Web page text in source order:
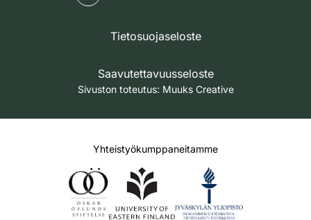
Tietosuojaseloste
Saavutettavuusseloste
Sivuston toteutus: Muuks Creative
Yhteistyökumppaneitamme